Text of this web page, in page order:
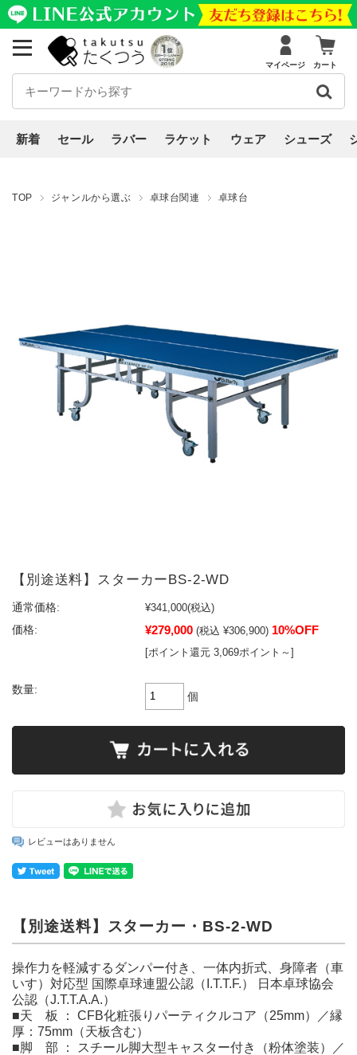
マイページ カート
新着 セール ラバー ラケット ウェア シューズ
TOP ジャンルから選ぶ 卓球台関連 卓球台
【別途送料】スターカーBS-2-WD
通常価格: ¥341,000(税込)
価格:
¥279,000 (税込 ¥306,900) 10%OFF
[ポイント還元 3,069ポイント～]
数量:
個
レビューはありません
【別途送料】スターカー・BS-2-WD
操作力を軽減するダンパー付き、一体内折式、身障者（車
いす）対応型 国際卓球連盟公認（I.T.T.F.） 日本卓球協会
公認（J.T.T.A.A.）
■天 板 ： CFB化粧張りパーティクルコア（25mm）／縁
厚：75mm（天板含む）
■脚 部 ： スチール脚大型キャスター付き（粉体塗装）／